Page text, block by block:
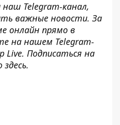
наш Telegram-канал,
важные новости. За
онлайн прямо в
на нашем Telegram-
Live. Подписаться на
здесь.